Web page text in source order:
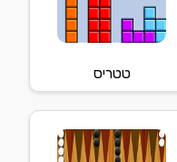
טטריס